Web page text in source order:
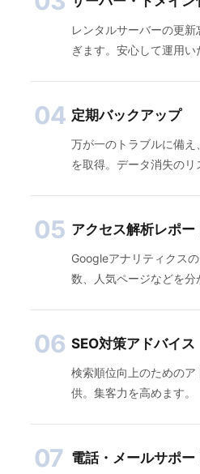
レンタルサーバーの更
ぎます。安心して運用い
04 定期バックアップ
万が一のトラブルに備
を取得。データ消失のリ
05 アクセス解析レポー
Googleアナリティクス
数、人気ページなどを分
06 SEO対策アドバイス
検索順位向上のための
供。集客力を高めます。
07 電話・メールサポー